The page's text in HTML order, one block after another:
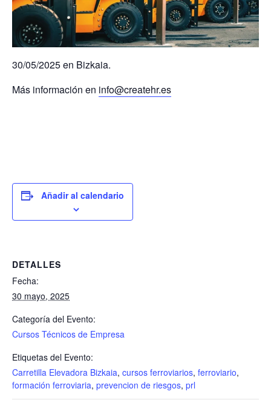
30/05/2025 en Bizkaia.
Más información en info@createhr.es
Añadir al calendario
DETALLES
Fecha:
30 mayo, 2025
Categoría del Evento:
Cursos Técnicos de Empresa
Etiquetas del Evento:
Carretilla Elevadora Bizkaia, cursos ferroviarios, ferroviario,
formación ferroviaria, prevencion de riesgos, prl